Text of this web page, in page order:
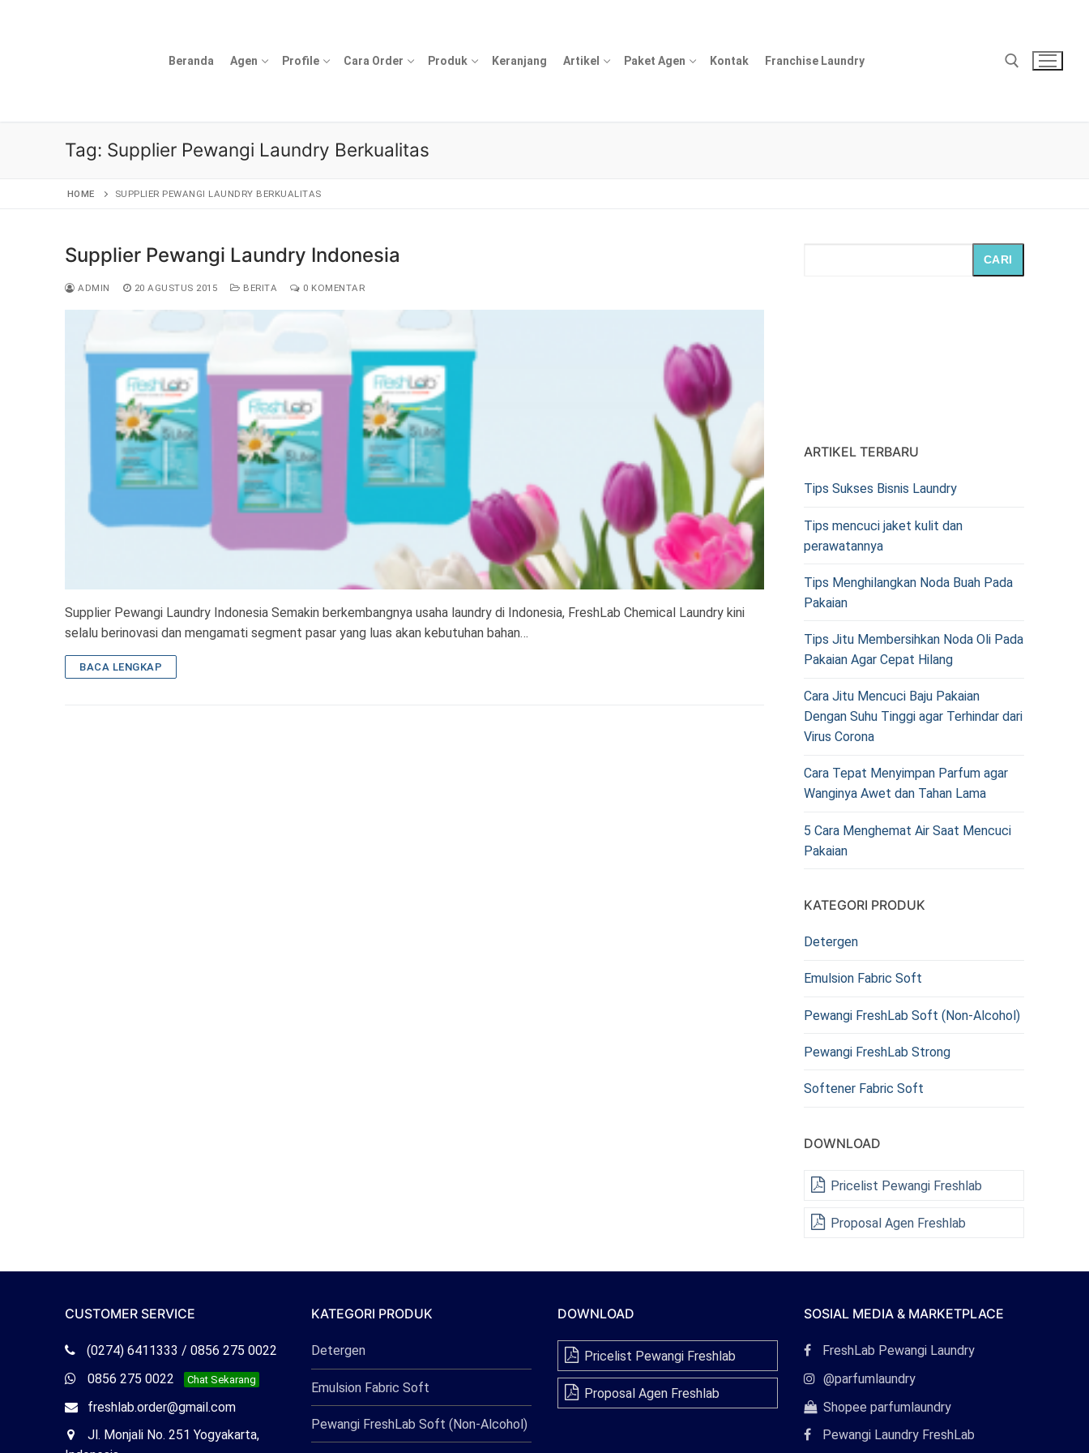
Beranda Agen Profile Cara Order Produk Keranjang Artikel Paket Agen Kontak Franchise Laundry
Tag: Supplier Pewangi Laundry Berkualitas
HOME SUPPLIER PEWANGI LAUNDRY BERKUALITAS
Supplier Pewangi Laundry Indonesia
ADMIN 20 AGUSTUS 2015 BERITA 0 KOMENTAR
Supplier Pewangi Laundry Indonesia Semakin berkembangnya usaha laundry di Indonesia, FreshLab Chemical Laundry kini
selalu berinovasi dan mengamati segment pasar yang luas akan kebutuhan bahan…
BACA LENGKAP
CARI
ARTIKEL TERBARU
Tips Sukses Bisnis Laundry
Tips mencuci jaket kulit dan
perawatannya
Tips Menghilangkan Noda Buah Pada
Pakaian
Tips Jitu Membersihkan Noda Oli Pada
Pakaian Agar Cepat Hilang
Cara Jitu Mencuci Baju Pakaian
Dengan Suhu Tinggi agar Terhindar dari
Virus Corona
Cara Tepat Menyimpan Parfum agar
Wanginya Awet dan Tahan Lama
5 Cara Menghemat Air Saat Mencuci
Pakaian
KATEGORI PRODUK
Detergen
Emulsion Fabric Soft
Pewangi FreshLab Soft (Non-Alcohol)
Pewangi FreshLab Strong
Softener Fabric Soft
DOWNLOAD
Pricelist Pewangi Freshlab
Proposal Agen Freshlab
CUSTOMER SERVICE
Telepon
Freshlab
(0274) 6411333 / 0856 275 0022
Whatsapp
Freshlab
0856 275 0022 Chat Sekarang
Email
Freshlab
freshlab.order@gmail.com
OfficeJl. Monjali No. 251 Yogyakarta,
KATEGORI PRODUK
Detergen
Emulsion Fabric Soft
Pewangi FreshLab Soft (Non-Alcohol)
DOWNLOAD
Pricelist Pewangi Freshlab
Proposal Agen Freshlab
SOSIAL MEDIA & MARKETPLACE
Tautan
Facebook
FreshLab Pewangi Laundry
Tautan
Instagram
@parfumlaundry
Tautan
Shopee
Shopee parfumlaundry
Pewangi Laundry FreshLab